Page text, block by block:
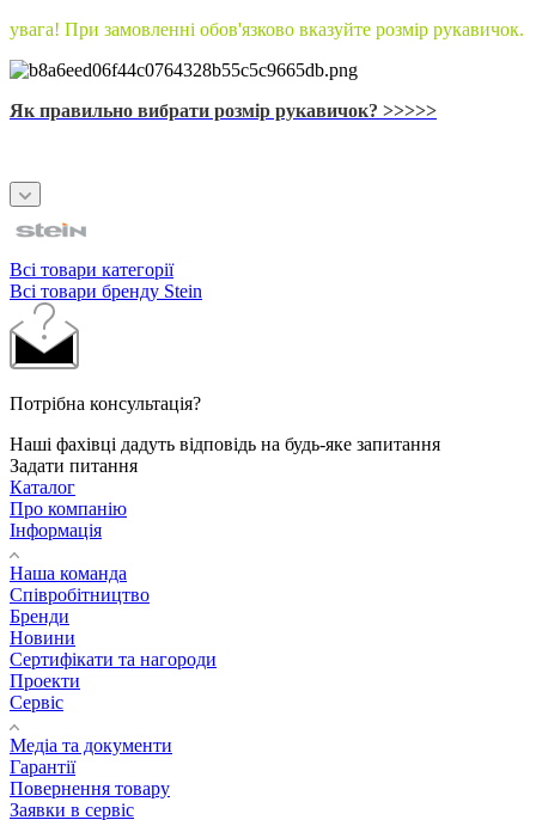
увага! При замовленні обов'язково вказуйте розмір рукавичок.
Як правильно вибрати розмір рукавичок? >>>>>
Всі товари категорії
Всі товари бренду Stein
Потрібна консультація?
Наші фахівці дадуть відповідь на будь-яке запитання
Задати питання
Каталог
Про компанію
Інформація
Наша команда
Співробітництво
Бренди
Новини
Сертифікати та нагороди
Проекти
Сервіс
Медіа та документи
Гарантії
Повернення товару
Заявки в сервіс